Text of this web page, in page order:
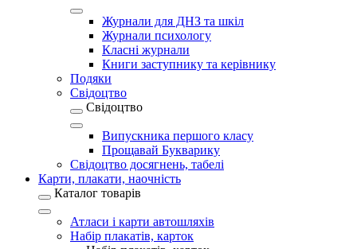
Журнали для ДНЗ та шкіл
Журнали психологу
Класні журнали
Книги заступнику та керівнику
Подяки
Свідоцтво
Свідоцтво
Випускника першого класу
Прощавай Букварику
Свідоцтво досягнень, табелі
Карти, плакати, наочність
Каталог товарів
Атласи і карти автошляхів
Набір плакатів, карток